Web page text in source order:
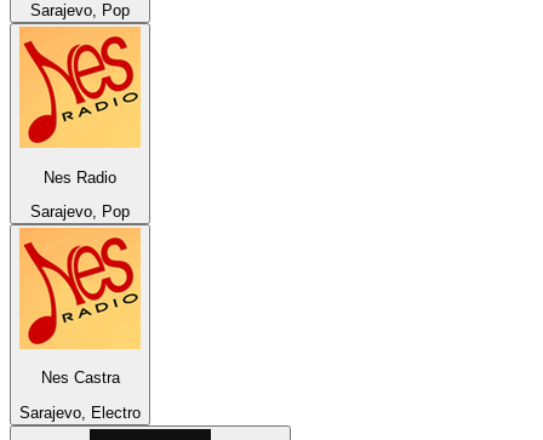
Sarajevo, Pop
Nes Radio
Sarajevo, Pop
Nes Castra
Sarajevo, Electro